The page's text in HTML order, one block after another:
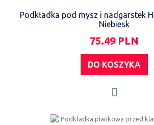
Podkładka pod mysz i nadgarstek
Niebiesk
75.49 PLN
DO KOSZYKA